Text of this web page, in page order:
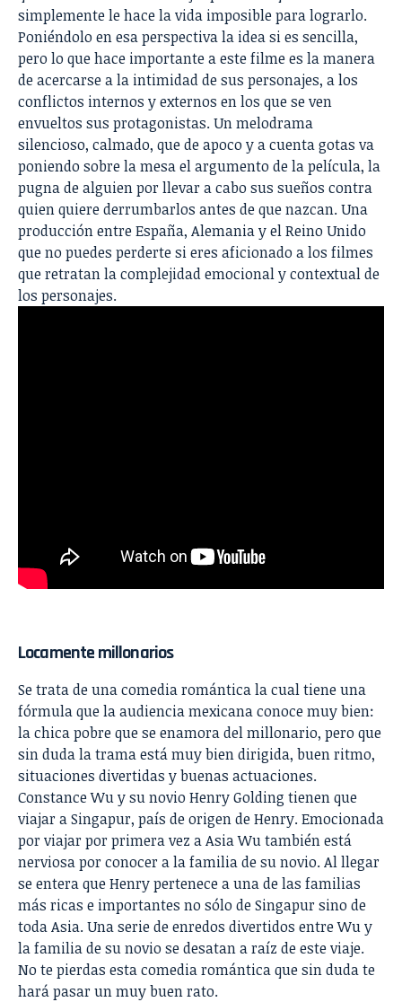
simplemente le hace la vida imposible para lograrlo.
Poniéndolo en esa perspectiva la idea si es sencilla,
pero lo que hace importante a este filme es la manera
de acercarse a la intimidad de sus personajes, a los
conflictos internos y externos en los que se ven
envueltos sus protagonistas. Un melodrama
silencioso, calmado, que de apoco y a cuenta gotas va
poniendo sobre la mesa el argumento de la película, la
pugna de alguien por llevar a cabo sus sueños contra
quien quiere derrumbarlos antes de que nazcan. Una
producción entre España, Alemania y el Reino Unido
que no puedes perderte si eres aficionado a los filmes
que retratan la complejidad emocional y contextual de
los personajes.
Locamente millonarios
Se trata de una comedia romántica la cual tiene una
fórmula que la audiencia mexicana conoce muy bien:
la chica pobre que se enamora del millonario, pero que
sin duda la trama está muy bien dirigida, buen ritmo,
situaciones divertidas y buenas actuaciones.
Constance Wu y su novio Henry Golding tienen que
viajar a Singapur, país de origen de Henry. Emocionada
por viajar por primera vez a Asia Wu también está
nerviosa por conocer a la familia de su novio. Al llegar
se entera que Henry pertenece a una de las familias
más ricas e importantes no sólo de Singapur sino de
toda Asia. Una serie de enredos divertidos entre Wu y
la familia de su novio se desatan a raíz de este viaje.
No te pierdas esta comedia romántica que sin duda te
hará pasar un muy buen rato.